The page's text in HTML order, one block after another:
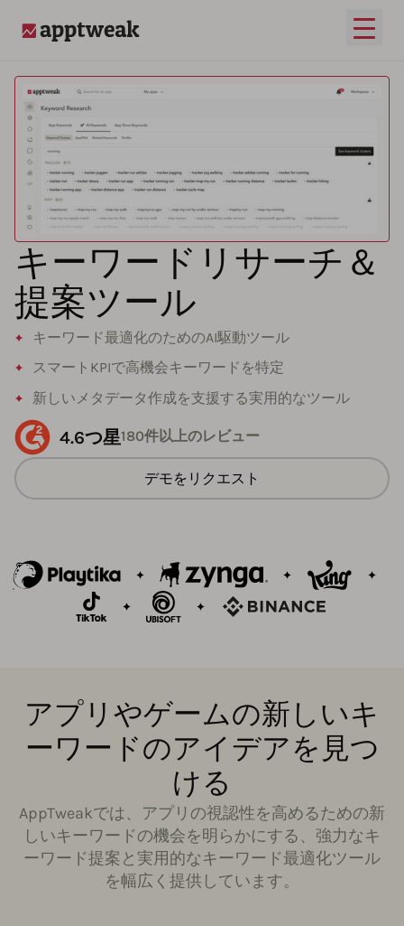
メイ
キーワードリサーチ＆
提案ツール
キーワード最適化のためのAI駆動ツール
スマートKPIで高機会キーワードを特定
新しいメタデータ作成を支援する実用的なツール
4.6つ星180件以上のレビュー
デモをリクエスト
アプリやゲームの新しいキ
ーワードのアイデアを見つ
ける
AppTweakでは、アプリの視認性を高めるための新
しいキーワードの機会を明らかにする、強力なキ
ーワード提案と実用的なキーワード最適化ツール
を幅広く提供しています。